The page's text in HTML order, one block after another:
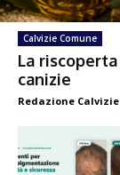
Calvizie Comune
La
canizie
Redazione